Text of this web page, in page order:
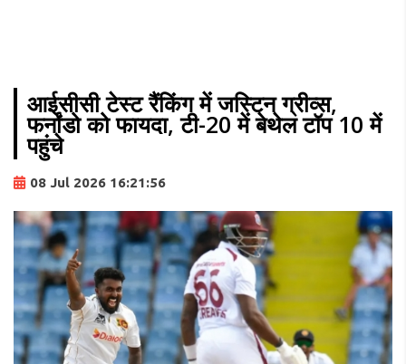
आईसीसी टेस्ट रैंकिंग में जस्टिन ग्रीव्स,
फर्नांडो को फायदा, टी-20 में बेथेल टॉप 10 में
पहुंचे
08 Jul 2026 16:21:56